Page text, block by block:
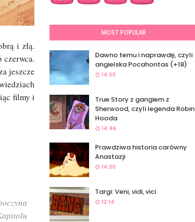
i złą.
jeszcze
filmy i
MOST POPULAR
Dawno temu i naprawdę, czyli
angielska Pocahontas (+18)
14:00
True Story z gangiem z
Sherwood, czyli legenda Robin
Hooda
14:46
Prawdziwa historia carówny
Anastazji
14:00
Targi: Veni, vidi, vici
12:14